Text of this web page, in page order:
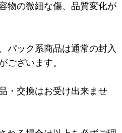
物の微細な傷、品質変化が
パック系商品は通常の封入
ございます。
・交換はお受け出来ませ